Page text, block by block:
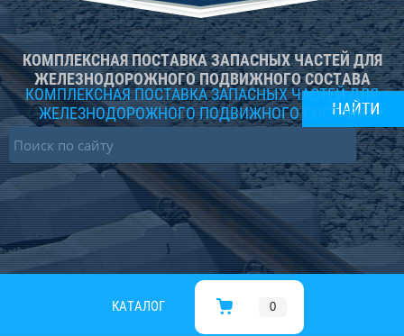
КОМПЛЕКСНАЯ ПОСТАВКА ЗАПАСНЫХ ЧАСТЕЙ ДЛЯ
ЖЕЛЕЗНОДОРОЖНОГО ПОДВИЖНОГО СОСТАВА
КОМПЛЕКСНАЯ ПОСТАВКА ЗАПАСНЫХ ЧАСТЕЙ ДЛЯ
ЖЕЛЕЗНОДОРОЖНОГО ПОДВИЖНОГО СОСТАВА
КАТАЛОГ 0